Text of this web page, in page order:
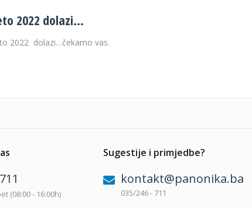
2022 dolazi…
2022 dolazi…čekamo vas.
(08:00 - 16:00h)
Sugestije i primjedbe?
kontakt@panonika.ba
035/246 - 711